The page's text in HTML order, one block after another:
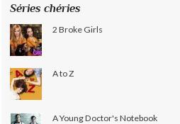
Séries chéries
2 Broke Girls
A to Z
A Young Doctor's Notebook